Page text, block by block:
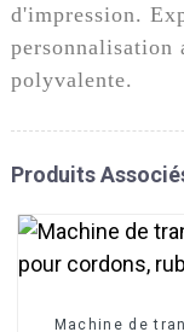
d'impression.
personnalisation
polyvalente.
Produits
Machine de